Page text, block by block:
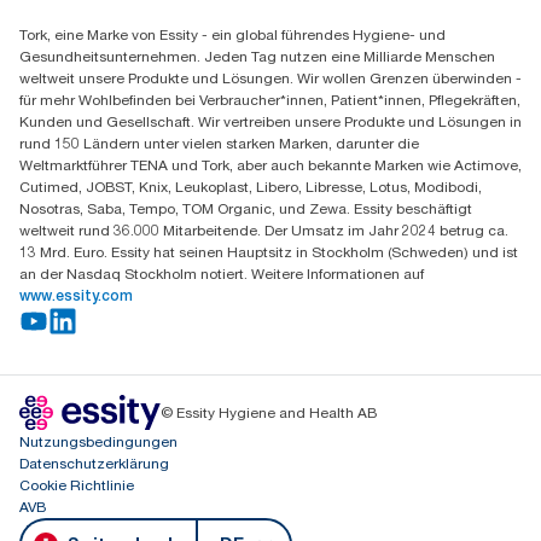
Essity Switzerland AG
Parkstraße 1b
6214 Schenkon
Mo-Do 8:00-16:30 | Fr 8:00-15:00
GLN: 7609999000928
Tork, eine Marke von Essity - ein global führendes Hygiene- und
Gesundheitsunternehmen. Jeden Tag nutzen eine Milliarde Menschen
weltweit unsere Produkte und Lösungen. Wir wollen Grenzen überwinden -
für mehr Wohlbefinden bei Verbraucher*innen, Patient*innen, Pflegekräften,
Kunden und Gesellschaft. Wir vertreiben unsere Produkte und Lösungen in
rund 150 Ländern unter vielen starken Marken, darunter die
Weltmarktführer TENA und Tork, aber auch bekannte Marken wie Actimove,
Cutimed, JOBST, Knix, Leukoplast, Libero, Libresse, Lotus, Modibodi,
Nosotras, Saba, Tempo, TOM Organic, und Zewa. Essity beschäftigt
weltweit rund 36.000 Mitarbeitende. Der Umsatz im Jahr 2024 betrug ca.
13 Mrd. Euro. Essity hat seinen Hauptsitz in Stockholm (Schweden) und ist
an der Nasdaq Stockholm notiert. Weitere Informationen auf
www.essity.com
© Essity Hygiene and Health AB
Nutzungsbedingungen
Datenschutzerklärung
Cookie Richtlinie
AVB